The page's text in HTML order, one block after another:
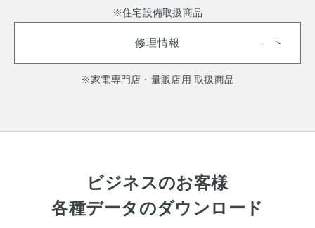
※住宅設備取扱商品
修理情報
※家電専門店・量販店用 取扱商品
ビジネスのお客様
各種データのダウンロード